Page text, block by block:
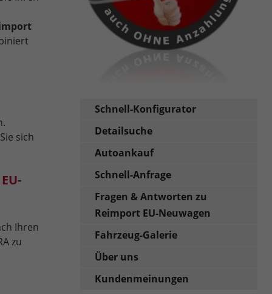
sich
Ihren
zu
Schnell-Konfigurator
Detailsuche
Autoankauf
Schnell-Anfrage
Fragen & Antworten zu
Reimport EU-Neuwagen
Fahrzeug-Galerie
Über uns
Kundenmeinungen